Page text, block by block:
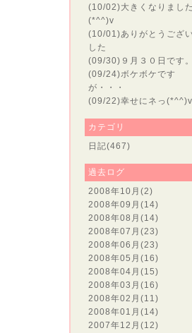
(10/02)大きくなりました
(*^^)v
(10/01)ありがとうござ
した
(09/30) ９月３０日です。
(09/24)ボケボケです
が・・・
(09/22)幸せにネっ(*^^)v
カテゴリ
日記(467)
過去ログ
2008年10月 (2)
2008年09月 (14)
2008年08月 (14)
2008年07月 (23)
2008年06月 (23)
2008年05月 (16)
2008年04月 (15)
2008年03月 (16)
2008年02月 (11)
2008年01月 (14)
2007年12月 (12)